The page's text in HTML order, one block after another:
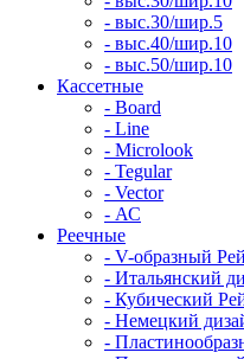
- выс.30/шир.5
- выс.40/шир.10
- выс.50/шир.10
Кассетные
- Board
- Line
- Microlook
- Tegular
- Vector
- АС
Реечные
- V-образный
- Итальянский
- Кубический
- Немецкий
-